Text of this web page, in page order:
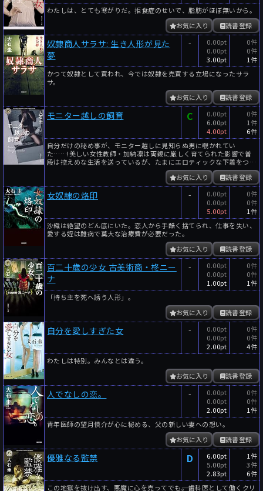
わたしは、とても寒がりだ。拒食症のせいで、脂肪がほぼ無いから。
読書登録
お気に入り
奴隷商人サラサ: 生き人形が見た
夢
-
0.00pt
0.00pt
3.00pt
0件
0件
1件
かつて奴隷として買われ、今では奴隷を売買する立場になったサラ
サ。
読書登録
お気に入り
モニター越しの飼育 C
0.00pt
6.00pt
4.00pt
0件
1件
6件
自分だけの秘め事が、モニター越しに見知らぬ男に覗かれてい
た……!美しい女性教師・加納凛は両親に厳しく育てられた影響で普
段は控えめな生活を送っているが、たまにエロティックな下着をつ
読書登録
お気に入り
女奴隷の烙印 -
0.00pt
0.00pt
5.00pt
0件
0件
1件
沙織は絶望のどん底にいた。恋人から手酷く捨てられ、仕事を失い、
愛する姪は難病で莫大な治療費が必要だった。
読書登録
お気に入り
百二十歳の少女 古美術商・柊ニー
ナ
-
0.00pt
0.00pt
1.00pt
0件
0件
1件
「持ち主を死へ誘う人形」。
読書登録
お気に入り
自分を愛しすぎた女 -
0.00pt
0.00pt
2.00pt
0件
0件
4件
わたしは特別。みんなとは違う。
読書登録
お気に入り
人でなしの恋。 -
0.00pt
0.00pt
2.00pt
0件
0件
1件
青年医師の望月慎介が心に秘める、父の新しい妻への想い。
読書登録
お気に入り
優雅なる監禁 D
6.00pt
5.00pt
2.83pt
1件
3件
6件
この地獄を抜け出す、悪魔に心を売ってでも――。歯科医として働くクリ